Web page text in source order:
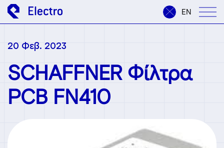
EN
20 Φεβ. 2023
SCHAFFNER Φίλτρα
PCB FN410